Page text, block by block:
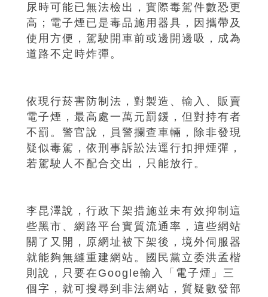
尿時可能已無法檢出，實際毒駕件數恐更
高；電子煙已是毒品施用器具，因攜帶及
使用方便，駕駛開車前或邊開邊吸，成為
道路不定時炸彈。
依現行菸害防制法，對製造、輸入、販賣
電子煙，最高處一萬元罰鍰，但對持有者
不罰。警官說，員警攔查車輛，除非發現
疑似毒駕，依刑事訴訟法逕行扣押煙彈，
若駕駛人不配合交出，只能放行。
李昆澤說，行政下架措施並未有效抑制這
些黑市、網路平台實質流通率，這些網站
關了又開，原網址被下架後，境外伺服器
就能夠無縫重建網站。國民黨立委洪孟楷
則說，只要在Google輸入「電子煙」三
個字，就可搜尋到非法網站，質疑數發部